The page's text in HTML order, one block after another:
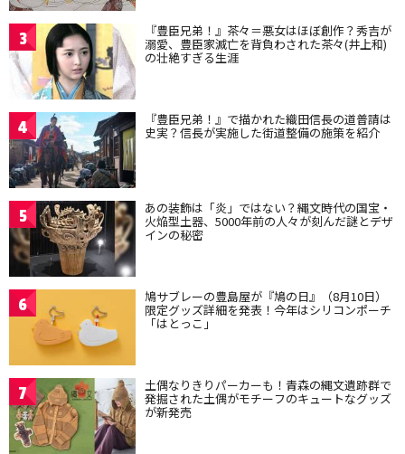
3 『豊臣兄弟！』茶々＝悪女はほぼ創作？秀吉が
溺愛、豊臣家滅亡を背負わされた茶々(井上和)
の壮絶すぎる生涯
4 『豊臣兄弟！』で描かれた織田信長の道普請は
史実？信長が実施した街道整備の施策を紹介
5 あの装飾は「炎」ではない？縄文時代の国宝・
火焔型土器、5000年前の人々が刻んだ謎とデザ
インの秘密
6 鳩サブレーの豊島屋が『鳩の日』（8月10日）
限定グッズ詳細を発表！今年はシリコンポーチ
「はとっこ」
7 土偶なりきりパーカーも！青森の縄文遺跡群で
発掘された土偶がモチーフのキュートなグッズ
が新発売